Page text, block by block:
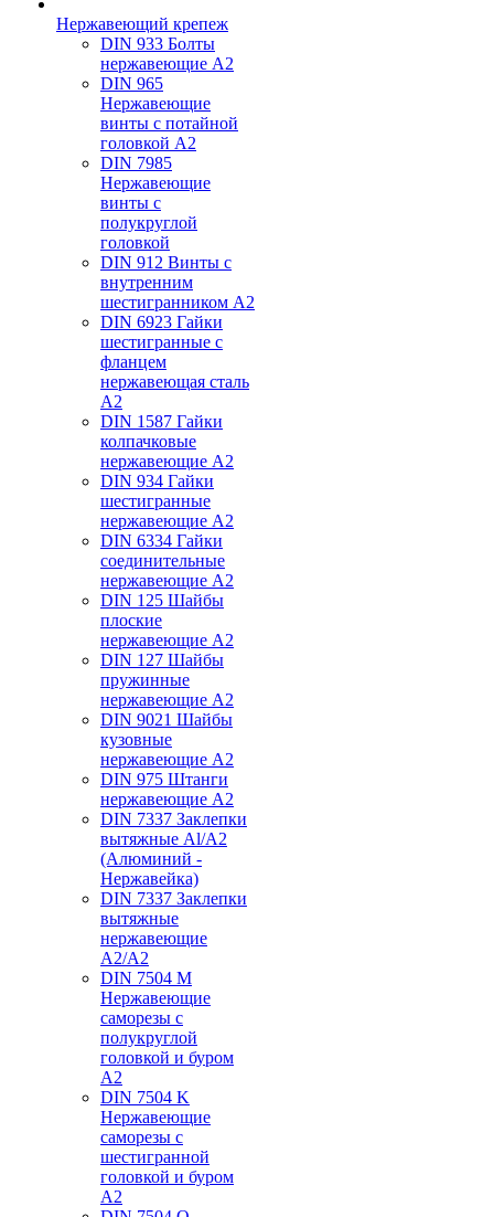
Нержавеющий крепеж
DIN 933 Болты
нержавеющие А2
DIN 965
Нержавеющие
винты с потайной
головкой А2
DIN 7985
Нержавеющие
винты с
полукруглой
головкой
DIN 912 Винты с
внутренним
шестигранником А2
DIN 6923 Гайки
шестигранные с
фланцем
нержавеющая сталь
А2
DIN 1587 Гайки
колпачковые
нержавеющие А2
DIN 934 Гайки
шестигранные
нержавеющие А2
DIN 6334 Гайки
соединительные
нержавеющие А2
DIN 125 Шайбы
плоские
нержавеющие А2
DIN 127 Шайбы
пружинные
нержавеющие А2
DIN 9021 Шайбы
кузовные
нержавеющие А2
DIN 975 Штанги
нержавеющие А2
DIN 7337 Заклепки
вытяжные Al/A2
(Алюминий -
Нержавейка)
DIN 7337 Заклепки
вытяжные
нержавеющие
A2/A2
DIN 7504 M
Нержавеющие
саморезы с
полукруглой
головкой и буром
А2
DIN 7504 K
Нержавеющие
саморезы с
шестигранной
головкой и буром
А2